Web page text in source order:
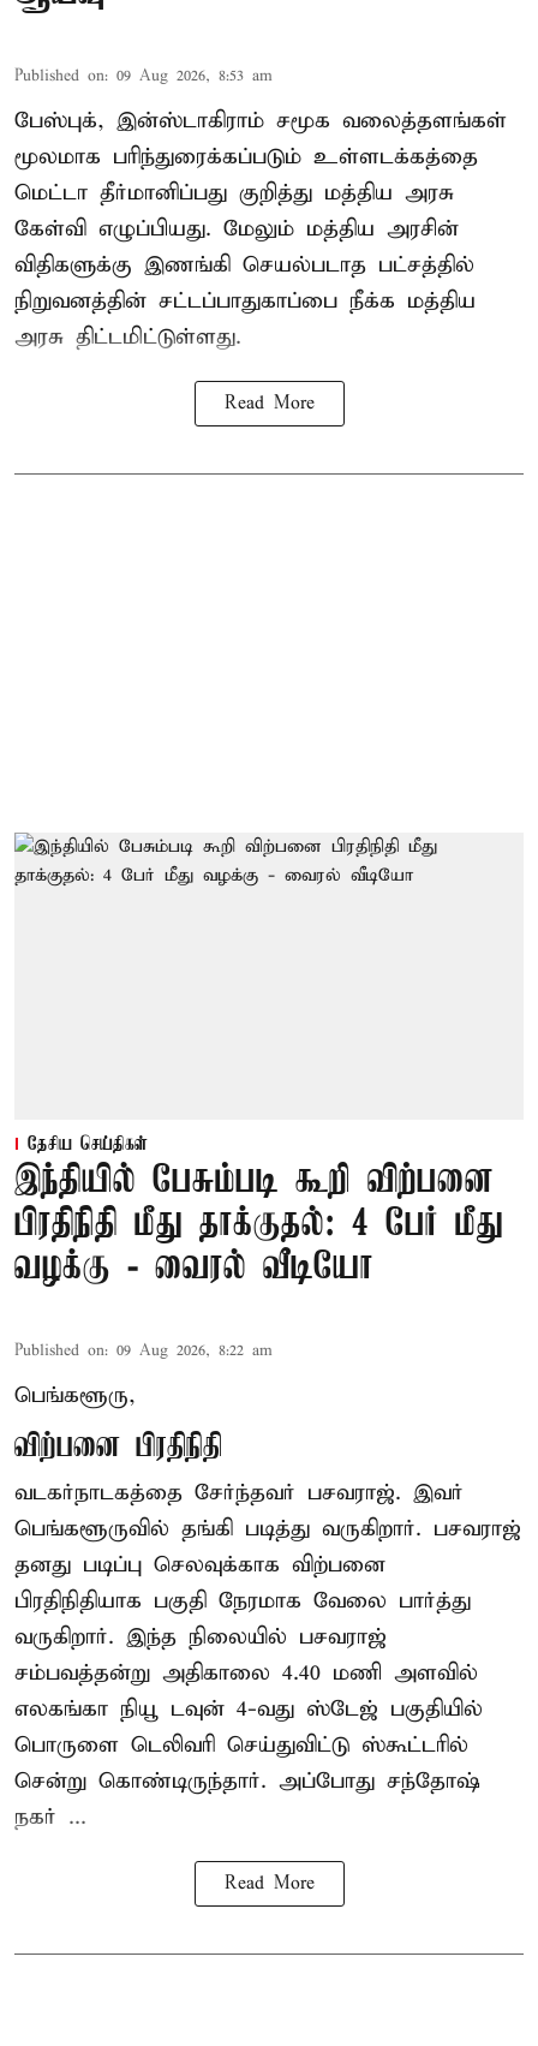
Published on: 09 Aug 2026, 8:53 am
பேஸ்புக், இன்ஸ்டாகிராம் சமூக வலைத்தளங்கள்
மூலமாக பரிந்துரைக்கப்படும் உள்ளடக்கத்தை
மெட்டா தீர்மானிப்பது குறித்து மத்திய அரசு
கேள்வி எழுப்பியது. மேலும் மத்திய அரசின்
விதிகளுக்கு இணங்கி செயல்படாத பட்சத்தில்
நிறுவனத்தின் சட்டப்பாதுகாப்பை நீக்க மத்திய
அரசு திட்டமிட்டுள்ளது.
Read More
தேசிய செய்திகள்
இந்தியில் பேசும்படி கூறி விற்பனை
பிரதிநிதி மீது தாக்குதல்: 4 பேர் மீது
வழக்கு - வைரல் வீடியோ
Published on: 09 Aug 2026, 8:22 am
பெங்களூரு,
விற்பனை பிரதிநிதி
வடகர்நாடகத்தை சேர்ந்தவர் பசவராஜ். இவர்
பெங்களூருவில் தங்கி படித்து வருகிறார். பசவராஜ்
தனது படிப்பு செலவுக்காக விற்பனை
பிரதிநிதியாக பகுதி நேரமாக வேலை பார்த்து
வருகிறார். இந்த நிலையில் பசவராஜ்
சம்பவத்தன்று அதிகாலை 4.40 மணி அளவில்
எலகங்கா நியூ டவுன் 4-வது ஸ்டேஜ் பகுதியில்
பொருளை டெலிவரி செய்துவிட்டு ஸ்கூட்டரில்
சென்று கொண்டிருந்தார். அப்போது சந்தோஷ்
நகர் ...
Read More